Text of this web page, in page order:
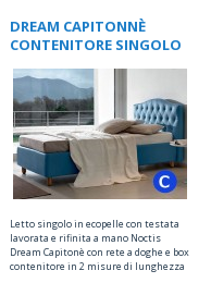
DREAM CAPITONNÈ
CONTENITORE SINGOLO
Letto singolo in ecopelle con testata
lavorata e rifinita a mano Noctis
Dream Capitonè con rete a doghe e box
contenitore in 2 misure di lunghezza